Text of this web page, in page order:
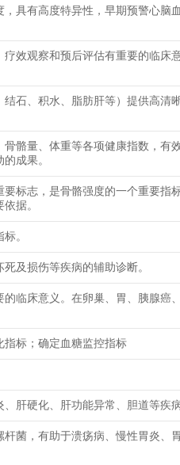
具有高度特异性，早期预警心脑
效观察和预后评估有重要的临床意
石、积水、脂肪肝等）提供高清
骼量、体重等各项健康指数，有
成果。
标志，是骨骼强度的一个重要指
据。
。
及损伤等疾病的辅助诊断。
临床意义。在卵巢、胃、胰腺癌
标；确定血糖监控指标
肝硬化、肝功能异常、胆道等疾病
菌，有助于溃疡病、慢性胃炎、